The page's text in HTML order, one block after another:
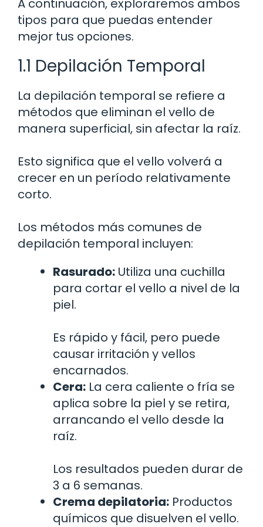
A continuación, exploraremos ambos
tipos para que puedas entender
mejor tus opciones.
1.1 Depilación Temporal
La depilación temporal se refiere a
métodos que eliminan el vello de
manera superficial, sin afectar la raíz.
Esto significa que el vello volverá a
crecer en un período relativamente
corto.
Los métodos más comunes de
depilación temporal incluyen:
Rasurado: Utiliza una cuchilla
para cortar el vello a nivel de la
piel.
Es rápido y fácil, pero puede
causar irritación y vellos
encarnados.
Cera: La cera caliente o fría se
aplica sobre la piel y se retira,
arrancando el vello desde la
raíz.
Los resultados pueden durar de
3 a 6 semanas.
Crema depilatoria: Productos
químicos que disuelven el vello.